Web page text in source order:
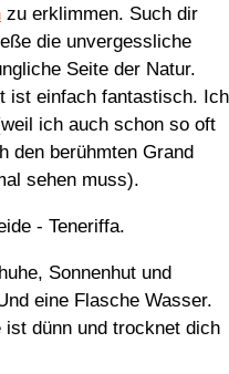
zu erklimmen. Such dir
die unvergessliche
Seite der Natur.
ist einfach fantastisch. Ich
ich auch schon so oft
den berühmten Grand
sehen muss).
Sonnenhut und
eine Flasche Wasser.
dünn und trocknet dich